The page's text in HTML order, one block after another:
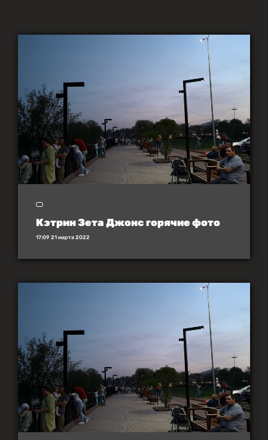
Кэтрин Зета Джонс горячие фото
17:09 21 марта 2022